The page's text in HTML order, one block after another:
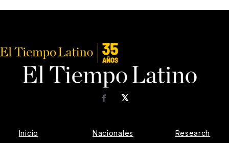
𝕏
Facebook
Inicio Nacionales Research